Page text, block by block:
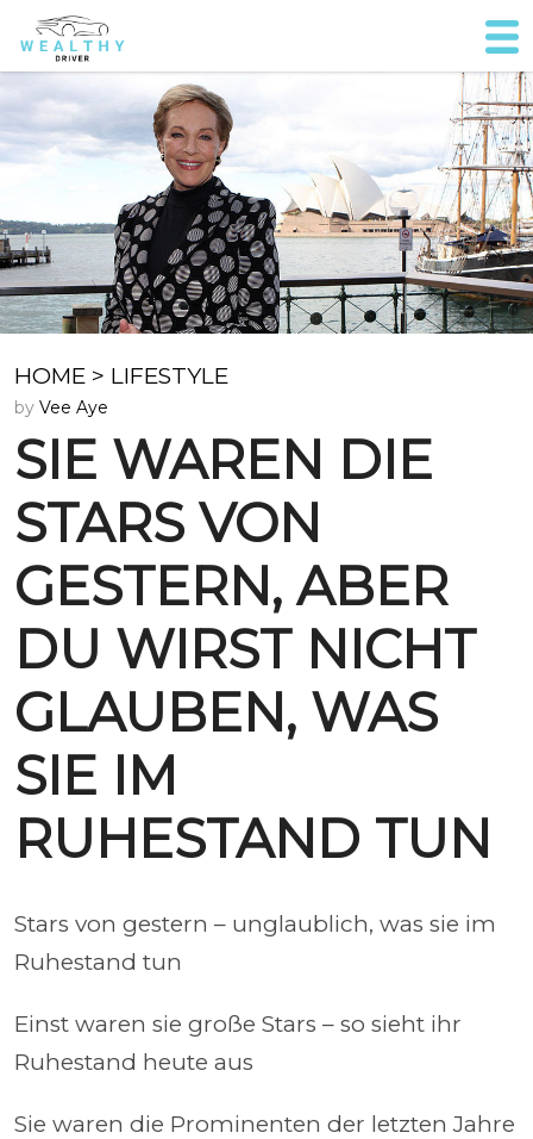
HOME > LIFESTYLE
by Vee Aye
SIE WAREN DIE
STARS VON
GESTERN, ABER
DU WIRST NICHT
GLAUBEN, WAS
SIE IM
RUHESTAND TUN
Stars von gestern – unglaublich, was sie im
Ruhestand tun
Einst waren sie große Stars – so sieht ihr
Ruhestand heute aus
Sie waren die Prominenten der letzten Jahre